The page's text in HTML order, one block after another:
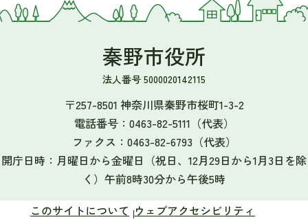
秦野市役所
法人番号 5000020142115
〒257-8501 神奈川県秦野市桜町1-3-2
電話番号： 0463-82-5111 （代表）
ファクス： 0463-82-6793 （代表）
開庁日時：月曜日から金曜日（祝日、12月29日から1月3日を除
く）午前8時30分から午後5時
このサイトについて ウェブアクセシビリティ